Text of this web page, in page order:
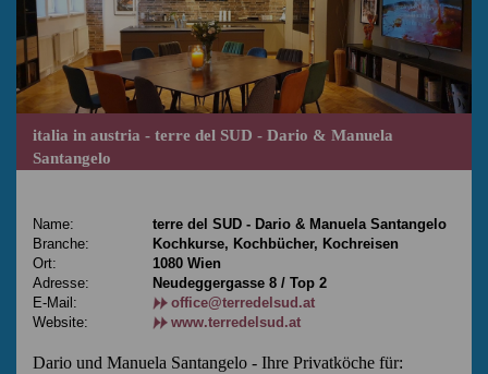
italia in austria - terre del SUD - Dario & Manuela
Santangelo
Name:
terre del SUD - Dario & Manuela Santangelo
Branche:
Kochkurse, Kochbücher, Kochreisen
Ort:
1080 Wien
Adresse:
Neudeggergasse 8 / Top 2
E-Mail:
office@terredelsud.at
Website:
www.terredelsud.at
Dario und Manuela Santangelo - Ihre Privatköche für: